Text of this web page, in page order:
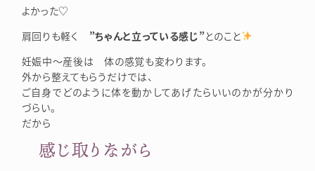
よかった♡
肩回りも軽く ”ちゃんと立っている感じ” とのこと
妊娠中～産後は 体の感覚も変わります。
外から整えてもらうだけでは、
ご自身でどのように体を動かしてあげたらいいのかが分かり
づらい。
だから
感じ取りながら